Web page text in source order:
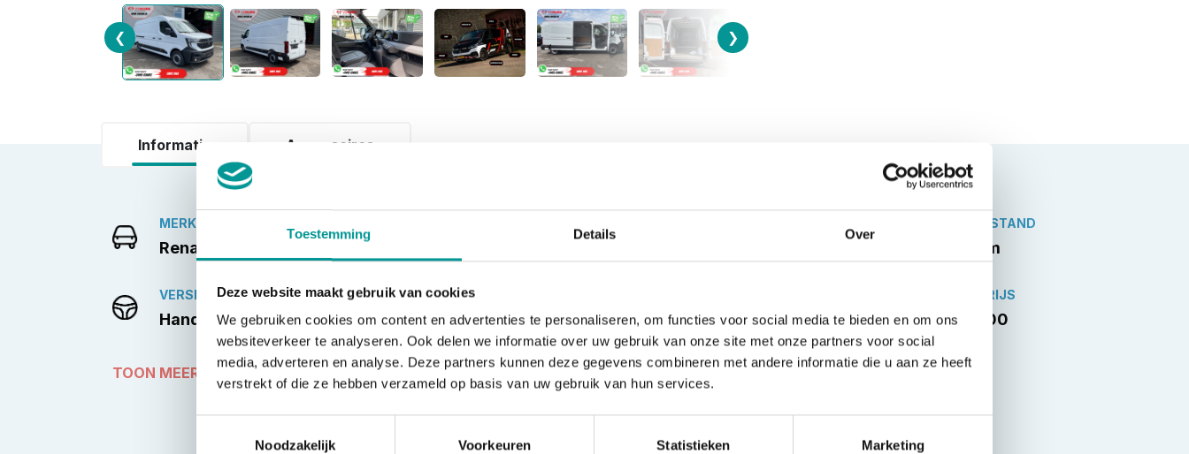
Toestemming Details Over
Deze website maakt gebruik van cookies
We gebruiken cookies om content en advertenties te personaliseren, om functies voor social media te bieden en om ons
websiteverkeer te analyseren. Ook delen we informatie over uw gebruik van onze site met onze partners voor social
media, adverteren en analyse. Deze partners kunnen deze gegevens combineren met andere informatie die u aan ze heeft
verstrekt of die ze hebben verzameld op basis van uw gebruik van hun services.
Noodzakelijk
Voorkeuren Statistieken Marketing
❮ ❯
Informatie Accessoires
MERK
Renault
KILOMETERSTAND
43.570 km
VERSNELLINGSBAK
Handgeschakeld
BRANDSTOF
Diesel BTW
VERKOOPPRIJS
€29.944,00
TOON MEER